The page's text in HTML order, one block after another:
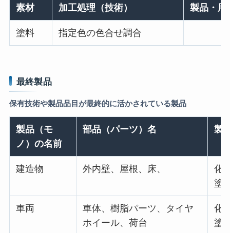
素材 加工処理（技術） 製品・用
塗料 指定色の色合せ調合
最終製品
保有技術や製品品目が最終的に活かされている製品
製品（モ
ノ）の名前
部品（パーツ）名 製
建造物 外内壁、屋根、床、
化
塗
車両
車体、樹脂パーツ、タイヤ
ホイール、荷台
化
塗